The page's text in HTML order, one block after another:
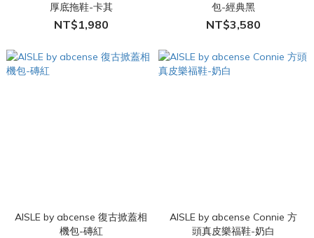
厚底拖鞋-卡其
NT$1,980
包-經典黑
NT$3,580
AISLE by abcense 復古掀蓋相
機包-磚紅
AISLE by abcense Connie 方
頭真皮樂福鞋-奶白